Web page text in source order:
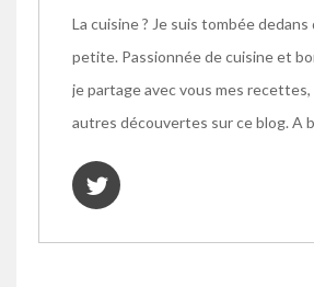
La cuisine ? Je suis tombée dedans
petite. Passionnée de cuisine et
je partage avec vous mes
autres découvertes sur ce blog. A